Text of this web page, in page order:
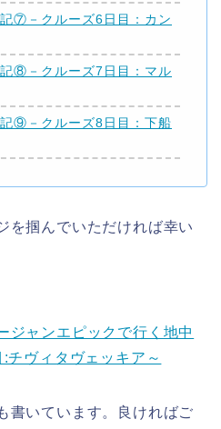
⑦－クルーズ6日目：カン
⑧－クルーズ7日目：マル
⑨－クルーズ8日目：下船
を掴んでいただければ幸い
ジャンエピックで行く地中
ヴィタヴェッキア～
書いています。良ければご